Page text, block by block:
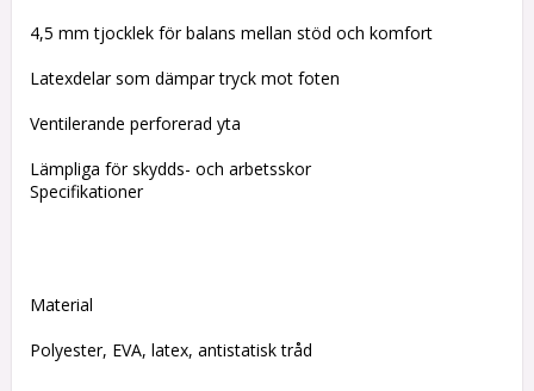
4,5 mm tjocklek för balans mellan stöd och komfort
Latexdelar som dämpar tryck mot foten
Ventilerande perforerad yta
Lämpliga för skydds- och arbetsskor
Specifikationer
Material
Polyester, EVA, latex, antistatisk tråd